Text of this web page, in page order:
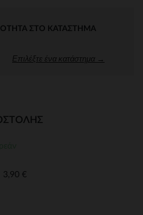
ΣΤΟ ΚΑΤΆΣΤΗΜΑ
Επιλέξτε ένα κατάστημα →
3,90 €